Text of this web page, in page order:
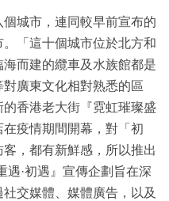
城市，連同較早前宣布的
「這十個城市位於北方和
而建的纜車及水族館都是
廣東文化相對熟悉的區
香港老大街『霓虹璀璨盛
疫情期間開幕，對「初
，都有新鮮感，所以推出
遇·初遇』宣傳企劃旨在深
交媒體、媒體廣告，以及